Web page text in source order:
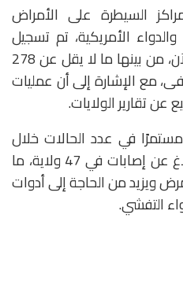
السيطرة على الأمراض
الأمريكية، تم تسجيل
نحو 6358 حالة إصابة حتى الآن، من بينها ما لا يقل عن 278
مع الإشارة إلى أن عمليات
عن تقارير الولايات.
مستمرًا في عدد الحالات خلال
الأشهر الأخيرة، حيث تم الإبلاغ عن إصابات في 47 ولاية، ما
ويزيد من الحاجة إلى أدوات
التفشي.